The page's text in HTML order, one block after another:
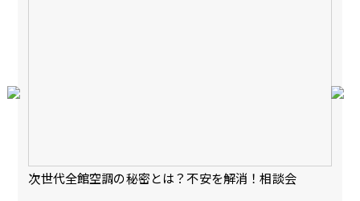
次世代全館空調の秘密とは？不安を解消！相談会